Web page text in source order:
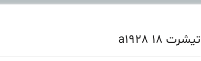
تیشرت ۱۸ a1928